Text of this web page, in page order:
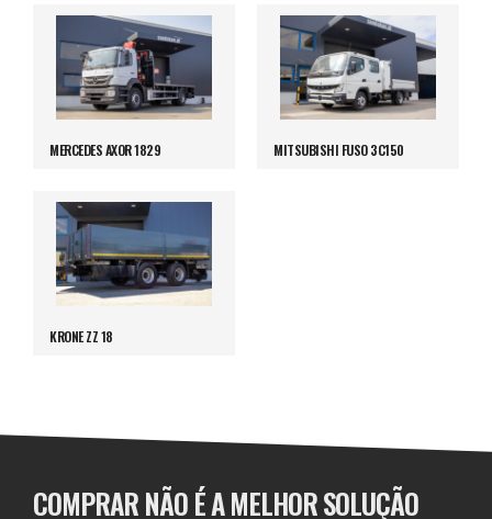
MERCEDES AXOR 1829 MITSUBISHI FUSO 3C150
KRONE ZZ 18
COMPRAR NÃO É A MELHOR SOLUÇÃO